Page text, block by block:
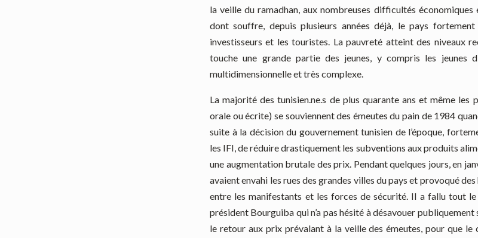
la veille du ramadhan, aux nombreuses difficultés économiques
dont souffre, depuis plusieurs années déjà, le pays
investisseurs et les touristes. La pauvreté atteint des niveaux
touche une grande partie des jeunes, y compris les jeunes
multidimensionnelle et très complexe.
La majorité des tunisien.ne.s de plus quarante ans et même les
orale ou écrite) se souviennent des émeutes du pain de 1984
suite à la décision du gouvernement tunisien de l’époque,
les IFI, de réduire drastiquement les subventions aux produits
une augmentation brutale des prix. Pendant quelques jours, en
avaient envahi les rues des grandes villes du pays et provoqué
entre les manifestants et les forces de sécurité. Il a fallu tout
président Bourguiba qui n’a pas hésité à désavouer
le retour aux prix prévalant à la veille des émeutes, pour que le